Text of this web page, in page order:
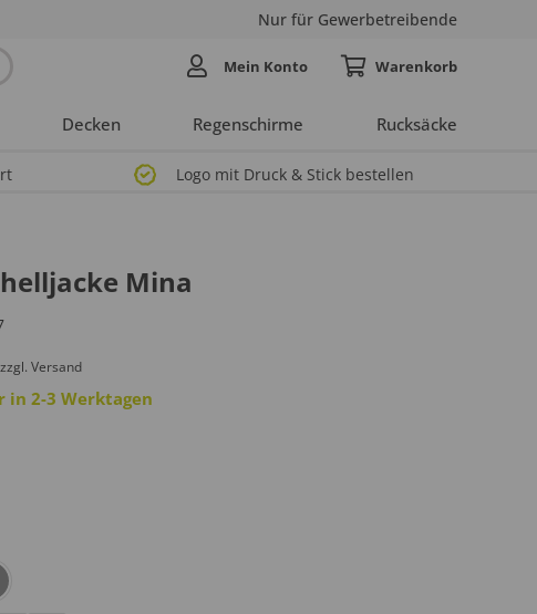
Nur für Gewerbetreibende
Decken Regenschirme Rucksäcke
Mein Konto
Logo mit Druck & Stick bestellen
Mina
zzgl. Versand
in 2-3 Werktagen